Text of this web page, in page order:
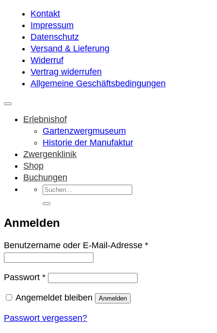
Kontakt
Impressum
Datenschutz
Versand & Lieferung
Widerruf
Vertrag widerrufen
Allgemeine Geschäftsbedingungen
Erlebnishof
Gartenzwergmuseum
Historie der Manufaktur
Zwergenklinik
Shop
Buchungen
Suchen
nach:
Anmelden
Benutzername oder E-Mail-Adresse *Erforderlich
Passwort *Erforderlich
Angemeldet bleiben Anmelden
Passwort vergessen?